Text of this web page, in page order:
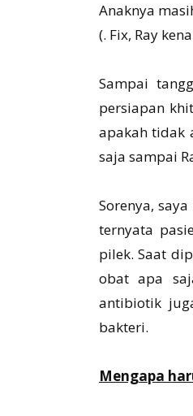
Anaknya
(. Fix, Ray
Sampai
persiapan
apakah tidak
saja sampai
Sorenya,
ternyata
pilek. Saat
obat apa
antibiotik
bakteri.
Mengapa